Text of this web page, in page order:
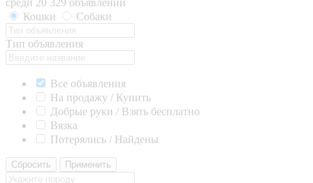
среди 20 329 объявлений
Кошки
Собаки
Тип объявления
Все объявления
На продажу / Купить
Добрые руки / Взять бесплатно
Вязка
Потерялись / Найдены
Сбросить Применить